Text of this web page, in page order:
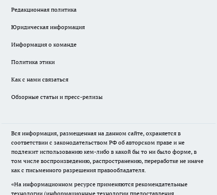
Редакционная политика
Юридическая информация
Информация о команде
Политика этики
Как с нами связаться
Обзорные статьи и пресс-релизы
Вся информация, размещенная на данном сайте, охраняется в
соответствии с законодательством РФ об авторском праве и не
подлежит использованию кем-либо в какой бы то ни было форме, в
том числе воспроизведению, распространению, переработке не иначе
как с письменного разрешения правообладателя.
«На информационном ресурсе применяются рекомендательные
технологии (информационные технологии предоставления